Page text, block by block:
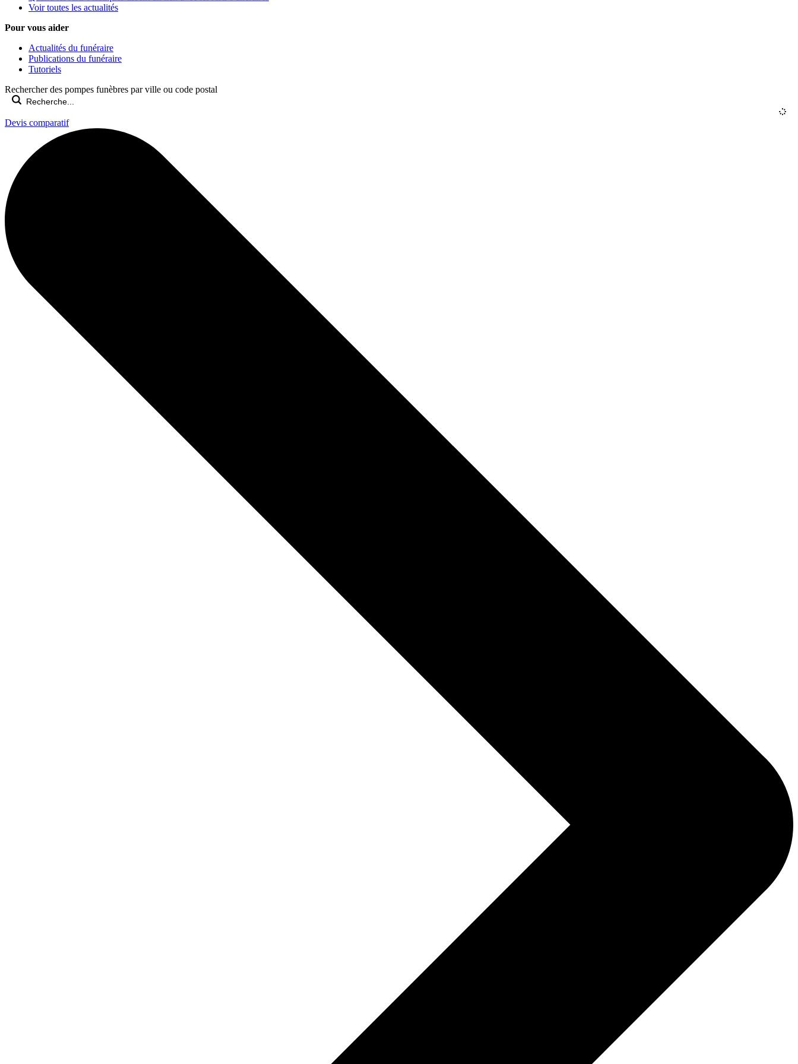
Voir toutes les actualités
Pour vous aider
Actualités du funéraire
Publications du funéraire
Tutoriels
Rechercher des pompes funèbres par ville ou code postal
Devis comparatif